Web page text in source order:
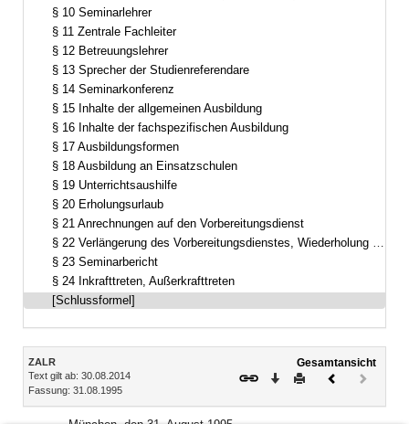
§ 10 Seminarlehrer
§ 11 Zentrale Fachleiter
§ 12 Betreuungslehrer
§ 13 Sprecher der Studienreferendare
§ 14 Seminarkonferenz
§ 15 Inhalte der allgemeinen Ausbildung
§ 16 Inhalte der fachspezifischen Ausbildung
§ 17 Ausbildungsformen
§ 18 Ausbildung an Einsatzschulen
§ 19 Unterrichtsaushilfe
§ 20 Erholungsurlaub
§ 21 Anrechnungen auf den Vorbereitungsdienst
§ 22 Verlängerung des Vorbereitungsdienstes, Wiederholung einzelner Ausbildungsabschnitte
§ 23 Seminarbericht
§ 24 Inkrafttreten, Außerkrafttreten
[Schlussformel]
Inhalt
ZALR
Text gilt ab: 30.08.2014
Fassung: 31.08.1995
Gesamtansicht
Download
DruckenVorheriges
(inaktiv)